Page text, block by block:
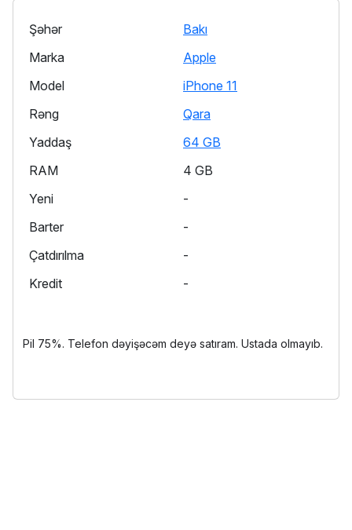
Şəhər
Bakı
Marka
Apple
Model
iPhone 11
Rəng
Qara
Yaddaş
64 GB
RAM
4 GB
Yeni
-
Barter
-
Çatdırılma
-
Kredit
-
Pil 75%. Telefon dəyişəcəm deyə satıram. Ustada olmayıb.